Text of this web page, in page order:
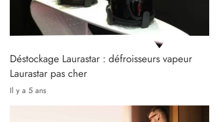
Déstockage Laurastar : défroisseurs vapeur
Laurastar pas cher
il y a 5 ans